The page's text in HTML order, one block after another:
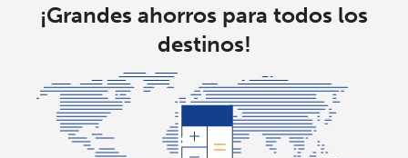
¡Grandes ahorros para todos los
destinos!